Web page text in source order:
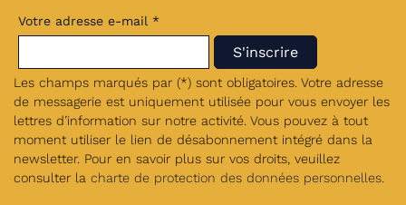
Votre adresse e-mail *
Les champs marqués par (*) sont obligatoires. Votre adresse
de messagerie est uniquement utilisée pour vous envoyer les
lettres d’information sur notre activité. Vous pouvez à tout
moment utiliser le lien de désabonnement intégré dans la
newsletter. Pour en savoir plus sur vos droits, veuillez
consulter la charte de protection des données personnelles